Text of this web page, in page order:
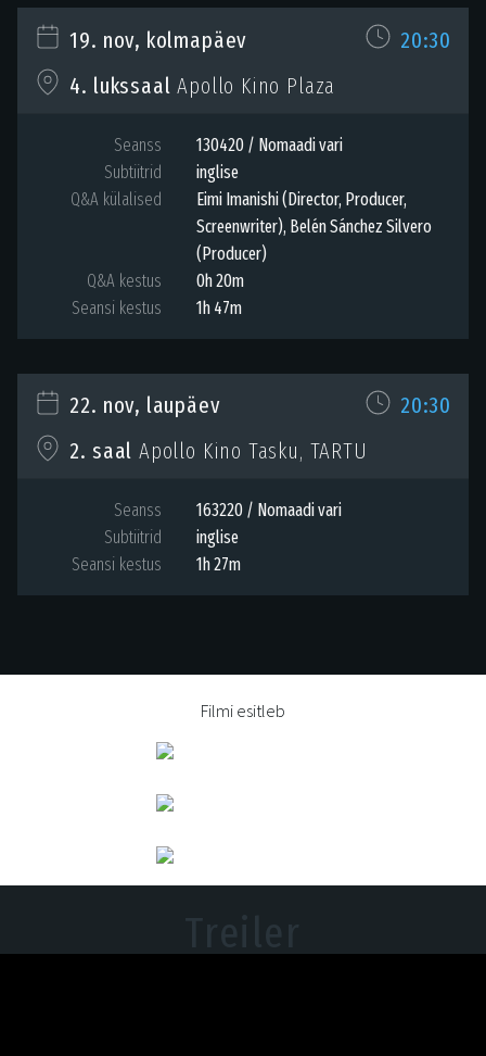
Filmi esitleb
19. nov, kolmapäev
20:30
4. lukssaal Apollo Kino Plaza
Seanss
130420 / Nomaadi vari
Subtiitrid
inglise
Q&A külalised
Eimi Imanishi (Director, Producer,
Screenwriter), Belén Sánchez Silvero
(Producer)
Q&A kestus
0h 20m
Seansi kestus
1h 47m
22. nov, laupäev
20:30
2. saal Apollo Kino Tasku, TARTU
Seanss
163220 / Nomaadi vari
Subtiitrid
inglise
Seansi kestus
1h 27m